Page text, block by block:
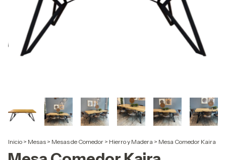
Inicio > Mesas > Mesas de Comedor > Hierro y Madera > Mesa Comedor Kaira